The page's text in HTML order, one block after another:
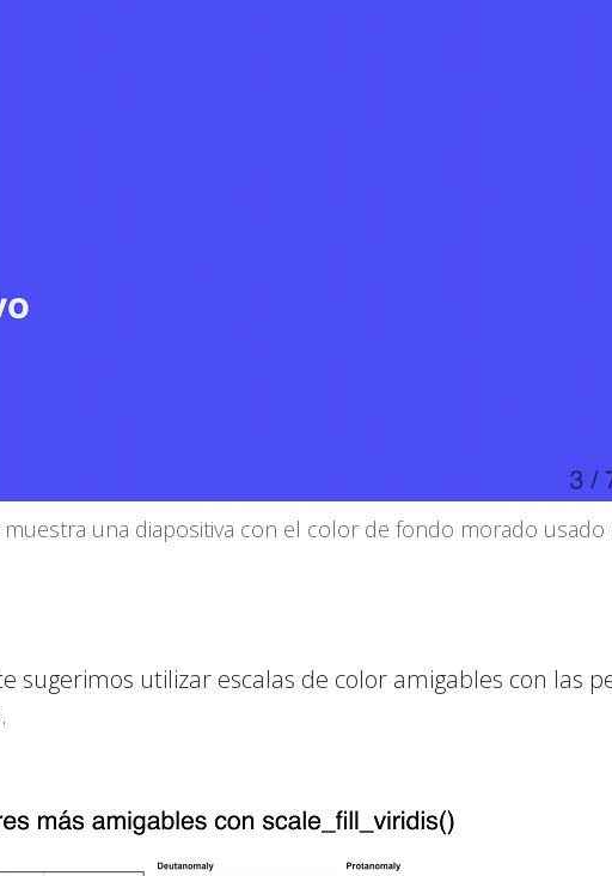
una diapositiva con el color de fondo morado usado
sugerimos utilizar escalas de color amigables con las